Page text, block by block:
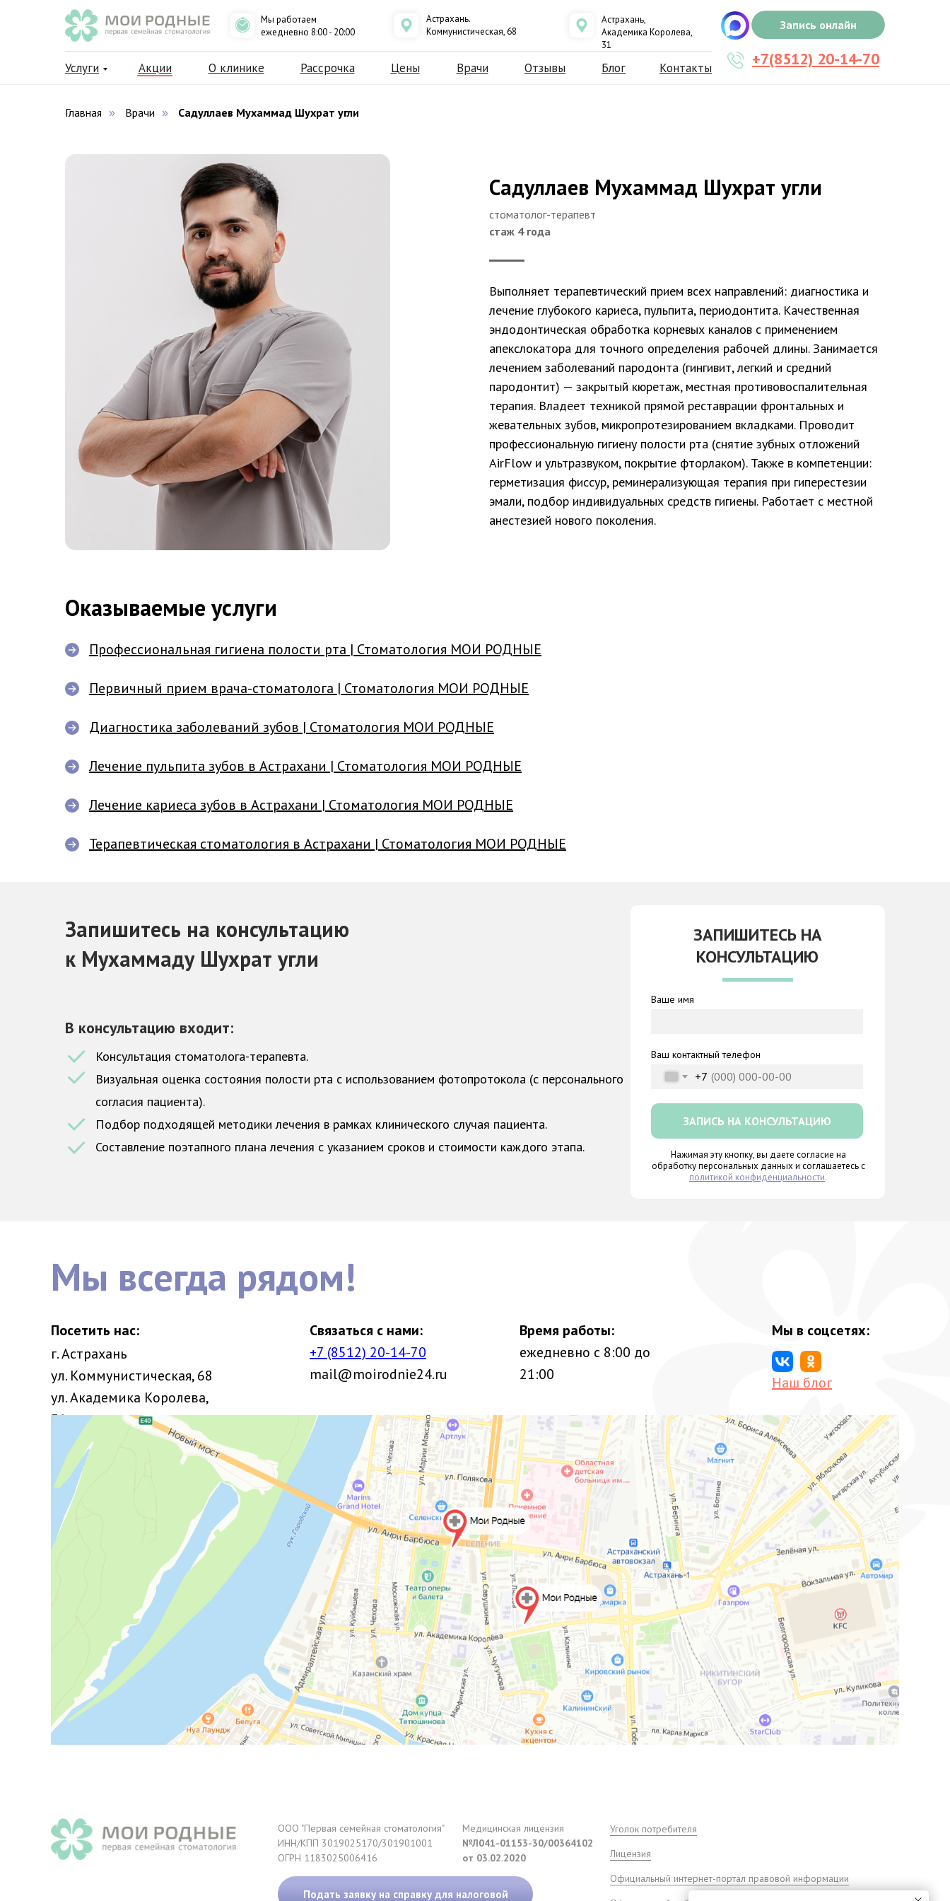
Услуги О клинике Рассрочка Цены Врачи Отзывы Контакты
Блог
Запись онлайн
Астрахань, ул. Коммунистическая, 68
ул. Академика Королева, 31
+7(8512) 20-14-70
Работаем ежедневно
8:30 - 20:30
Мы работаем
ежедневно 8:00 - 20:00
Астрахань,
Академика Королева,
31
Астрахань.
Коммунистическая, 68
Акции
Главная » Врачи » Садуллаев Мухаммад Шухрат угли
Садуллаев Мухаммад Шухрат угли
стоматолог-терапевт
стаж 4 года
Выполняет терапевтический прием всех направлений: диагностика и
лечение глубокого кариеса, пульпита, периодонтита. Качественная
эндодонтическая обработка корневых каналов с применением
апекслокатора для точного определения рабочей длины. Занимается
лечением заболеваний пародонта (гингивит, легкий и средний
пародонтит) — закрытый кюретаж, местная противовоспалительная
терапия. Владеет техникой прямой реставрации фронтальных и
жевательных зубов, микропротезированием вкладками. Проводит
профессиональную гигиену полости рта (снятие зубных отложений
AirFlow и ультразвуком, покрытие фторлаком). Также в компетенции:
герметизация фиссур, реминерализующая терапия при гиперестезии
эмали, подбор индивидуальных средств гигиены. Работает с местной
анестезией нового поколения.
Оказываемые услуги
Профессиональная гигиена полости рта | Стоматология МОИ РОДНЫЕ
Первичный прием врача-стоматолога | Стоматология МОИ РОДНЫЕ
Диагностика заболеваний зубов | Стоматология МОИ РОДНЫЕ
Лечение пульпита зубов в Астрахани | Стоматология МОИ РОДНЫЕ
Лечение кариеса зубов в Астрахани | Стоматология МОИ РОДНЫЕ
Терапевтическая стоматология в Астрахани | Стоматология МОИ РОДНЫЕ
ЗАПИШИТЕСЬ НА
КОНСУЛЬТАЦИЮ
Ваше имя
Ваш контактный телефон
+7
ЗАПИСЬ НА КОНСУЛЬТАЦИЮ
В консультацию входит:
Запишитесь на консультацию
к Мухаммаду Шухрат угли
Консультация стоматолога-терапевта.
Визуальная оценка состояния полости рта с использованием фотопротокола (с персонального
согласия пациента).
Подбор подходящей методики лечения в рамках клинического случая пациента.
Составление поэтапного плана лечения с указанием сроков и стоимости каждого этапа.
Нажимая эту кнопку, вы даете согласие на
обработку персональных данных и соглашаетесь с
политикой конфиденциальности.
Мы всегда рядом!
г. Астрахань
ул. Коммунистическая, 68
ул. Академика Королева,
31
Посетить нас:
Связаться с нами:
+7 (8512) 20-14-70
mail@moirodnie24.ru
Время работы:
ежедневно с 8:00 до
21:00
Мы в соцсетях:
Наш блог
Официальный интернет-портал правовой информации
Лицензия
Уголок потребителя
ООО "Первая семейная стоматология"
ИНН/КПП 3019025170/301901001
ОГРН 1183025006416
Медицинская лицензия
№Л041-01153-30/00364102
от 03.02.2020
Подать заявку на справку для налоговой